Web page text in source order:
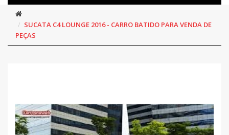
SUCATA C4 LOUNGE 2016 - CARRO BATIDO PARA VENDA DE
PEÇAS